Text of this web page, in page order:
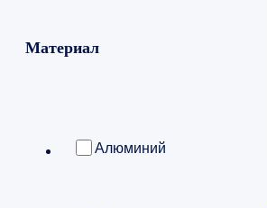
Материал
Алюминий